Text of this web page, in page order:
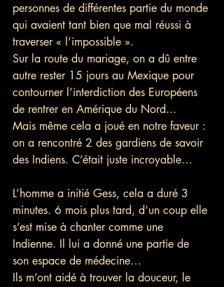
personnes de différentes partie du monde
qui avaient tant bien que mal réussi à
traverser « l’impossible ».
Sur la route du mariage, on a dû entre
autre rester 15 jours au Mexique pour
contourner l’interdiction des Européens
de rentrer en Amérique du Nord...
Mais même cela a joué en notre faveur :
on a rencontré 2 des gardiens de savoir
des Indiens. C’était juste incroyable…
L’homme a initié Gess, cela a duré 3
minutes. 6 mois plus tard, d’un coup elle
s’est mise à chanter comme une
Indienne. Il lui a donné une partie de
son espace de médecine…
Ils m’ont aidé à trouver la douceur, le